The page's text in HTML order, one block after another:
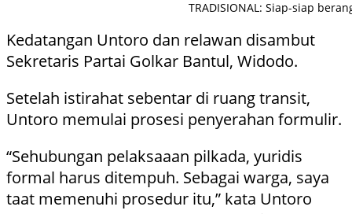
TRADISIONAL: Siap-siap
Kedatangan Untoro dan relawan disambut
Sekretaris Partai Golkar Bantul, Widodo.
Setelah istirahat sebentar di ruang transit,
Untoro memulai prosesi penyerahan formulir.
“Sehubungan pelaksaaan pilkada, yuridis
formal harus ditempuh. Sebagai warga, saya
taat memenuhi prosedur itu,” kata Untoro